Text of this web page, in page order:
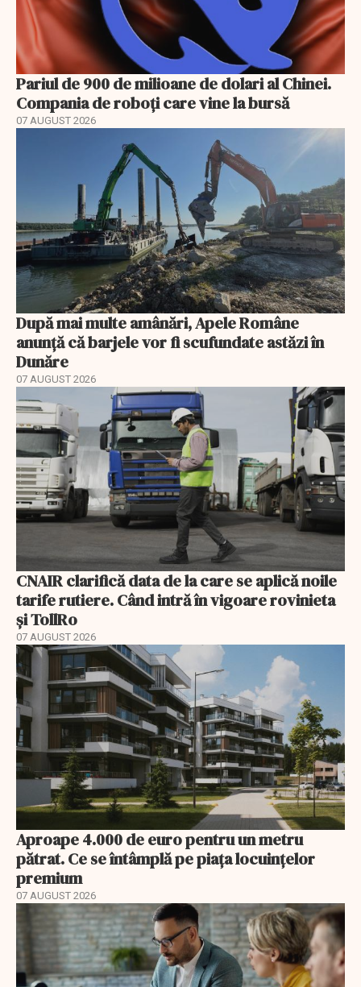
Pariul de 900 de milioane de dolari al Chinei.
Compania de roboți care vine la bursă
07 AUGUST 2026
După mai multe amânări, Apele Române
anunță că barjele vor fi scufundate astăzi în
Dunăre
07 AUGUST 2026
CNAIR clarifică data de la care se aplică noile
tarife rutiere. Când intră în vigoare rovinieta
și TollRo
07 AUGUST 2026
Aproape 4.000 de euro pentru un metru
pătrat. Ce se întâmplă pe piața locuințelor
premium
07 AUGUST 2026